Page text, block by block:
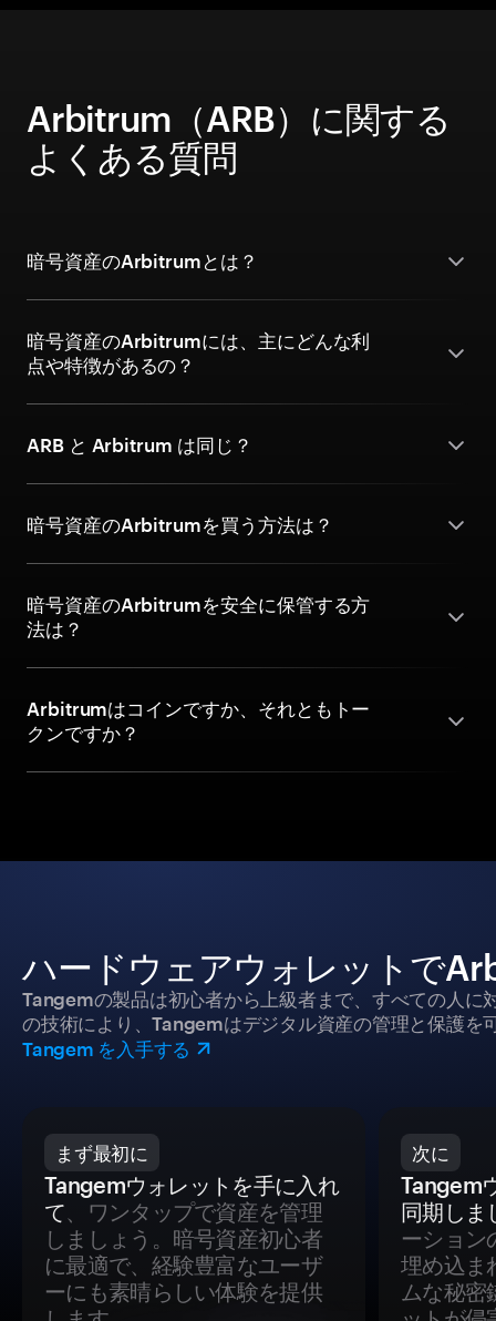
Arbitrum（ARB）に関する
よくある質問
暗号資産のArbitrumとは？
暗号資産のArbitrumには、主にどんな利
点や特徴があるの？
ARB と Arbitrum は同じ？
暗号資産のArbitrumを買う方法は？
暗号資産のArbitrumを安全に保管する方
法は？
Arbitrumはコインですか、それともトー
クンですか？
ハードウェアウォレットで
Tangemの製品は初心者から上級者まで、すべての人に
の技術により、Tangemはデジタル資産の管理と保護を
Tangem を入手する
まず最初に
Tangemウォレットを手に入れ
て、ワンタップで資産を管理
しましょう。暗号資産初心者
に最適で、経験豊富なユーザ
ーにも素晴らしい体験を提供
次に
Tangem
同期しま
ーション
埋め込ま
ムな秘密